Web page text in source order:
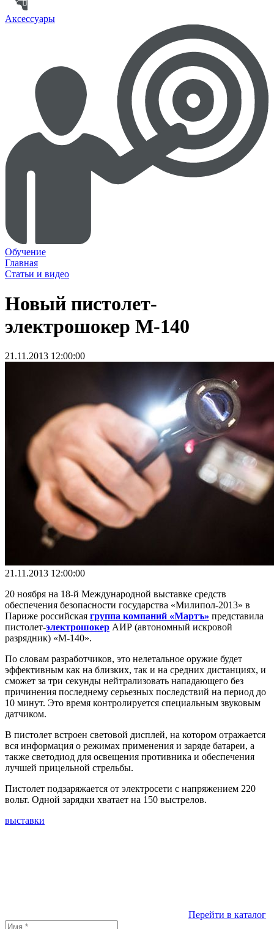
Аксессуары
Обучение
Главная
Статьи и видео
Новый пистолет-
электрошокер М-140
21.11.2013 12:00:00
21.11.2013 12:00:00
20 ноября на 18-й Международной выставке средств
обеспечения безопасности государства «Милипол-2013» в
Париже российская группа компаний «Мартъ» представила
пистолет-электрошокер АИР (автономный искровой
разрядник) «М-140».
По словам разработчиков, это нелетальное оружие будет
эффективным как на близких, так и на средних дистанциях, и
сможет за три секунды нейтрализовать нападающего без
причинения последнему серьезных последствий на период до
10 минут. Это время контролируется специальным звуковым
датчиком.
В пистолет встроен световой дисплей, на котором отражается
вся информация о режимах применения и заряде батареи, а
также светодиод для освещения противника и обеспечения
лучшей прицельной стрельбы.
Пистолет подзаряжается от электросети с напряжением 220
вольт. Одной зарядки хватает на 150 выстрелов.
выставки
Перейти в каталог